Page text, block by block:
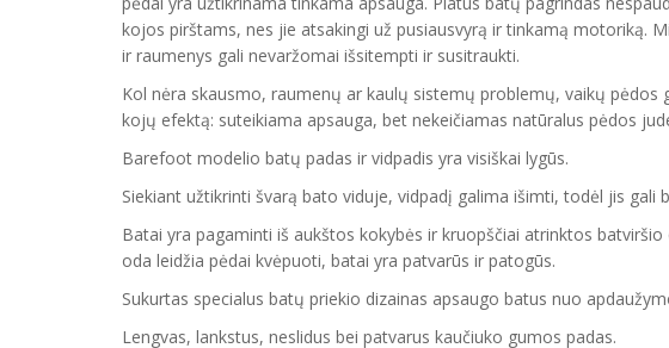
kojos pirštams, nes jie atsakingi už pusiausvyrą ir tinkamą motoriką.
ir raumenys gali nevaržomai išsitempti ir susitraukti.
Kol nėra skausmo, raumenų ar kaulų sistemų problemų, vaikų
kojų efektą: suteikiama apsauga, bet nekeičiamas natūralus pėdos
Barefoot modelio batų padas ir vidpadis yra visiškai lygūs.
Siekiant užtikrinti švarą bato viduje, vidpadį galima išimti, todėl jis
Batai yra pagaminti iš aukštos kokybės ir kruopščiai atrinktos batviršio
oda leidžia pėdai kvėpuoti, batai yra patvarūs ir patogūs.
Sukurtas specialus batų priekio dizainas apsaugo batus nuo
Lengvas, lankstus, neslidus bei patvarus kaučiuko gumos padas.